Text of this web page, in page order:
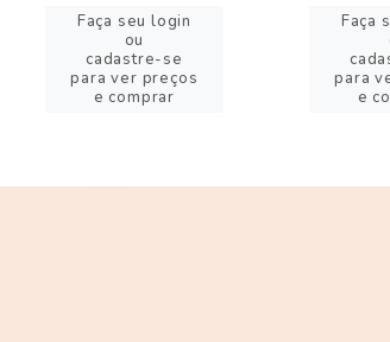
Faça seu login
ou
cadastre-se
para ver preços
e comprar
Faça
para
e